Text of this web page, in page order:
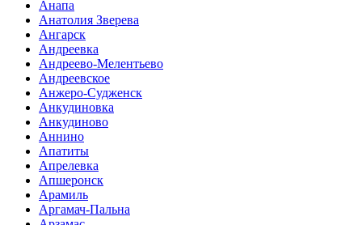
Анапа
Анатолия Зверева
Ангарск
Андреевка
Андреево-Мелентьево
Андреевское
Анжеро-Судженск
Анкудиновка
Анкудиново
Аннино
Апатиты
Апрелевка
Апшеронск
Арамиль
Аргамач-Пальна